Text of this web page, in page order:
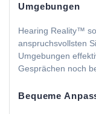
Umgebungen
Hearing Reality™
anspruchsvollsten
Umgebungen
Gesprächen noch
Bequeme